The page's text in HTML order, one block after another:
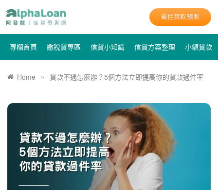
最佳貸款預測
專欄首頁 繳稅貸專區 信貸小知識 信貸方案整理 小額貸款
Home » 貸款不過怎麼辦？5個方法立即提高你的貸款過件率